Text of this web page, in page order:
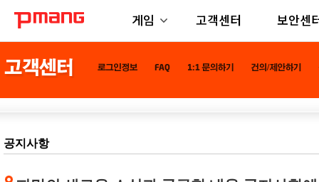
게임 고객센터 보안센
공지사항